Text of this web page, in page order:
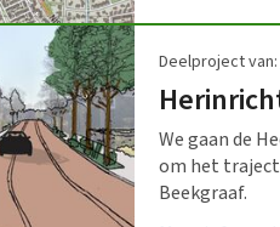
Deelproject van:
We gaan de
om het traject
Beekgraaf.